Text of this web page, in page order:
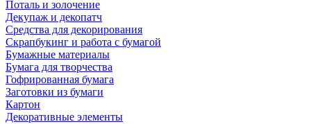
Поталь и золочение
Декупаж и декопатч
Средства для декорирования
Скрапбукинг и работа с бумагой
Бумажные материалы
Бумага для творчества
Гофрированная бумага
Заготовки из бумаги
Картон
Декоративные элементы